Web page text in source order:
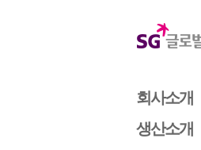
회사소개
생산소개